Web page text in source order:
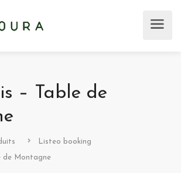
– Table de
Listeo booking
de Montagne